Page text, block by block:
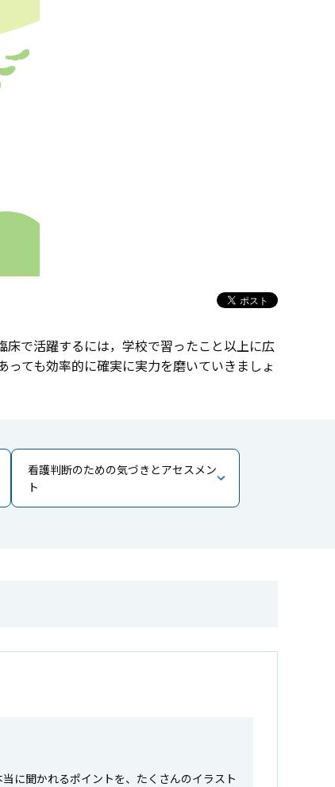
で活躍するには，学校で習ったこと以上に広
ても効率的に確実に実力を磨いていきましょ
看護判断のための気づきとアセスメン
ト
当に聞かれるポイントを、たくさんのイラスト